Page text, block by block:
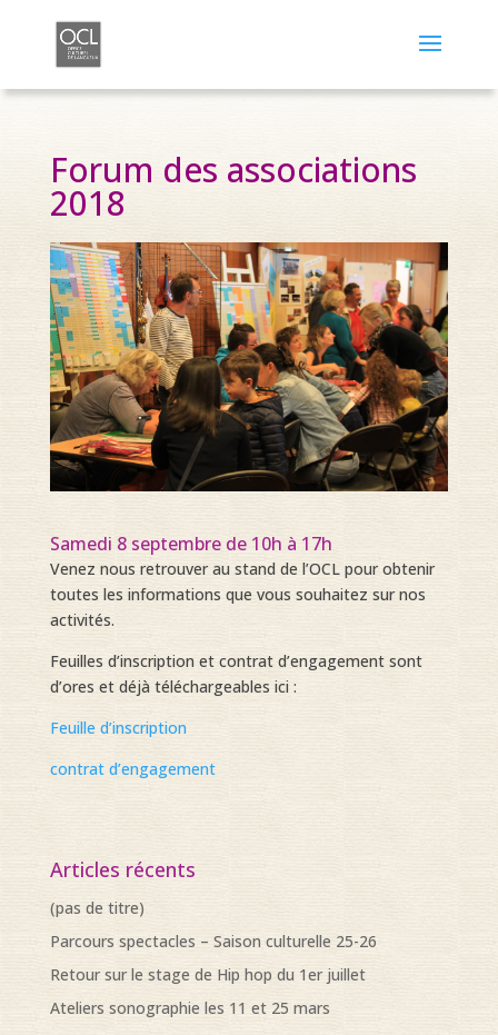
Forum des associations
2018
Samedi 8 septembre de 10h à 17h
Venez nous retrouver au stand de l’OCL pour obtenir
toutes les informations que vous souhaitez sur nos
activités.
Feuilles d’inscription et contrat d’engagement sont
d’ores et déjà téléchargeables ici :
Feuille d’inscription
contrat d’engagement
Articles récents
(pas de titre)
Parcours spectacles – Saison culturelle 25-26
Retour sur le stage de Hip hop du 1er juillet
Ateliers sonographie les 11 et 25 mars